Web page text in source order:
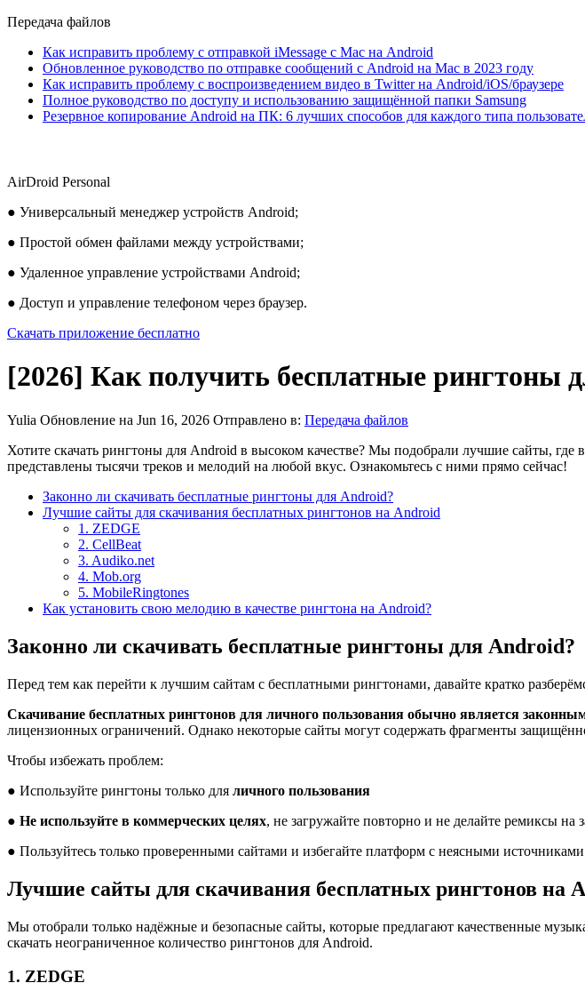
Передача файлов
Как исправить проблему с отправкой iMessage с Mac на Android
Обновленное руководство по отправке сообщений с Android на Mac в 2023 году
Как исправить проблему с воспроизведением видео в Twitter на Android/iOS/браузере
Полное руководство по доступу и использованию защищённой папки Samsung
Резервное копирование Android на ПК: 6 лучших способов для каждого типа
AirDroid Personal
● Универсальный менеджер устройств Android;
● Простой обмен файлами между устройствами;
● Удаленное управление устройствами Android;
● Доступ и управление телефоном через браузер.
Скачать приложение бесплатно
[2026] Как получить бесплатные рингтоны
Yulia Обновление на Jun 16, 2026 Отправлено в: Передача файлов
Хотите скачать рингтоны для Android в высоком качестве? Мы подобрали лучшие сайты, где
представлены тысячи треков и мелодий на любой вкус. Ознакомьтесь с ними прямо сейчас!
Законно ли скачивать бесплатные рингтоны для Android?
Лучшие сайты для скачивания бесплатных рингтонов на Android
1. ZEDGE
2. CellBeat
3. Audiko.net
4. Mob.org
5. MobileRingtones
Как установить свою мелодию в качестве рингтона на Android?
Законно ли скачивать бесплатные рингтоны для Android?
Перед тем как перейти к лучшим сайтам с бесплатными рингтонами, давайте кратко
Скачивание бесплатных рингтонов для личного пользования обычно является
лицензионных ограничений. Однако некоторые сайты могут содержать фрагменты
Чтобы избежать проблем:
● Используйте рингтоны только для личного пользования
● Не используйте в коммерческих целях, не загружайте повторно и не делайте ремиксы
● Пользуйтесь только проверенными сайтами и избегайте платформ с неясными источниками
Лучшие сайты для скачивания бесплатных рингтонов на
Мы отобрали только надёжные и безопасные сайты, которые предлагают качественные
скачать неограниченное количество рингтонов для Android.
1. ZEDGE